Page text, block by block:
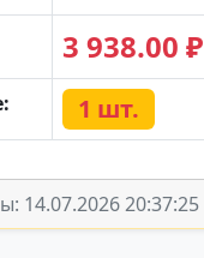
3 938.00 ₽
1 шт.
14.07.2026 20:37:25